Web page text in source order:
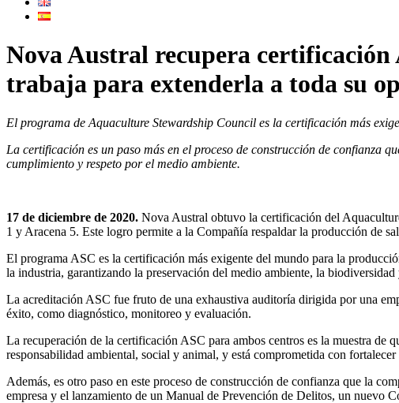
Nova Austral recupera
trabaja para extenderla a toda su
El programa de Aquaculture Stewardship Council es la certificación más
La certificación es un paso más en el proceso de construcción de confianza
cumplimiento y respeto por el medio ambiente.
17 de diciembre de 2020. Nova Austral obtuvo la certificación del
1 y Aracena 5. Este logro permite a la Compañía respaldar la producción de
El programa ASC es la certificación más exigente del mundo para la
la industria, garantizando la preservación del medio ambiente, la
La acreditación ASC fue fruto de una exhaustiva auditoría dirigida por una
éxito, como diagnóstico, monitoreo y evaluación.
La recuperación de la certificación ASC para ambos centros es la muestra de
responsabilidad ambiental, social y animal, y está comprometida con
Además, es otro paso en este proceso de construcción de confianza que la
empresa y el lanzamiento de un Manual de Prevención de Delitos, un nuevo